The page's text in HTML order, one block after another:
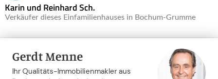
Karin und Reinhard Sch.
Verkäufer dieses Einfamilienhauses in Bochum-Grumme
Gerdt Menne
Ihr Qualitäts-Immobilienmakler aus